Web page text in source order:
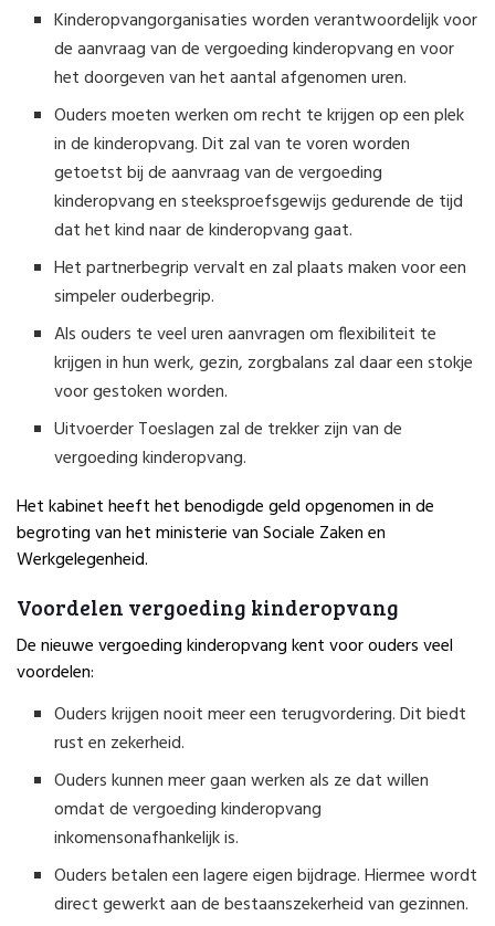
Kinderopvangorganisaties worden verantwoordelijk voor
de aanvraag van de vergoeding kinderopvang en voor
het doorgeven van het aantal afgenomen uren.
Ouders moeten werken om recht te krijgen op een plek
in de kinderopvang. Dit zal van te voren worden
getoetst bij de aanvraag van de vergoeding
kinderopvang en steeksproefsgewijs gedurende de tijd
dat het kind naar de kinderopvang gaat.
Het partnerbegrip vervalt en zal plaats maken voor een
simpeler ouderbegrip.
Als ouders te veel uren aanvragen om flexibiliteit te
krijgen in hun werk, gezin, zorgbalans zal daar een stokje
voor gestoken worden.
Uitvoerder Toeslagen zal de trekker zijn van de
vergoeding kinderopvang.
Het kabinet heeft het benodigde geld opgenomen in de
begroting van het ministerie van Sociale Zaken en
Werkgelegenheid.
Voordelen vergoeding kinderopvang
De nieuwe vergoeding kinderopvang kent voor ouders veel
voordelen:
Ouders krijgen nooit meer een terugvordering. Dit biedt
rust en zekerheid.
Ouders kunnen meer gaan werken als ze dat willen
omdat de vergoeding kinderopvang
inkomensonafhankelijk is.
Ouders betalen een lagere eigen bijdrage. Hiermee wordt
direct gewerkt aan de bestaanszekerheid van gezinnen.